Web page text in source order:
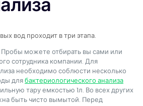
вод проходит в три этапа.
можете отбирать вы сами или
сотрудника компании. Для
необходимо соблюсти несколько
длябактериологического анализа
тару емкостью 1л. Во всех других
быть чисто вымытой. Перед